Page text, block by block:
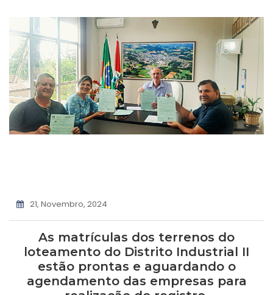
21, Novembro, 2024
As matrículas dos terrenos do
loteamento do Distrito Industrial II
estão prontas e aguardando o
agendamento das empresas para